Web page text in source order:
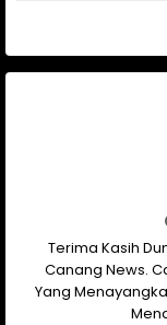
Terima Kasih
Canang News.
Yang